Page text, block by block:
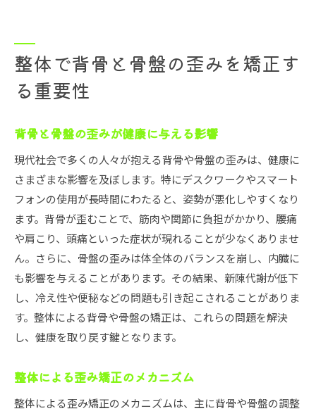
整体で背骨と骨盤の歪みを矯正す
る重要性
背骨と骨盤の歪みが健康に与える影響
現代社会で多くの人々が抱える背骨や骨盤の歪みは、健康に
さまざまな影響を及ぼします。特にデスクワークやスマート
フォンの使用が長時間にわたると、姿勢が悪化しやすくなり
ます。背骨が歪むことで、筋肉や関節に負担がかかり、腰痛
や肩こり、頭痛といった症状が現れることが少なくありませ
ん。さらに、骨盤の歪みは体全体のバランスを崩し、内臓に
も影響を与えることがあります。その結果、新陳代謝が低下
し、冷え性や便秘などの問題も引き起こされることがありま
す。整体による背骨や骨盤の矯正は、これらの問題を解決
し、健康を取り戻す鍵となります。
整体による歪み矯正のメカニズム
整体による歪み矯正のメカニズムは、主に背骨や骨盤の調整